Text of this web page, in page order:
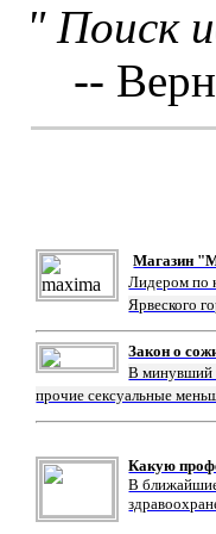
" Поиск
--
Магазин
Лидером по
Ярвеского
Закон о
В минувший
прочие сексуальные
Какую
В